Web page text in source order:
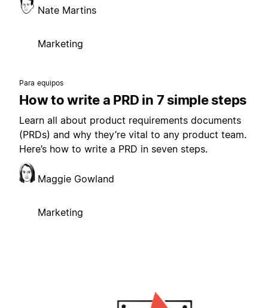
Nate Martins
Marketing
Para equipos
How to write a PRD in 7 simple steps
Learn all about product requirements documents
(PRDs) and why they’re vital to any product team.
Here’s how to write a PRD in seven steps.
Maggie Gowland
Marketing